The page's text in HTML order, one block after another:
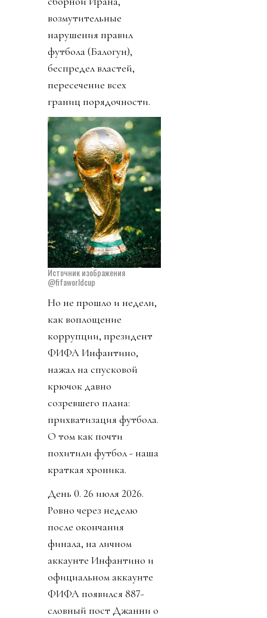
возмутительные
нарушения правил
футбола (Балогун),
беспредел властей,
пересечение всех
границ порядочности.
Источник изображения
@fifaworldcup
Но не прошло и недели,
как воплощение
коррупции, президент
ФИФА Инфантино,
нажал на спусковой
крючок давно
созревшего плана:
прихватизация футбола.
О том как почти
похитили футбол - наша
краткая хроника.
День 0. 26 июля 2026.
Ровно через неделю
после окончания
финала, на личном
аккаунте Инфантино и
официальном аккаунте
ФИФА появился 887-
словный пост Джанни о